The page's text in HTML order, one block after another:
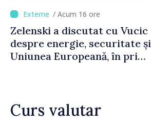
cetățenii să reducă
consumul în orele de vârf
/ Acum 16 ore
Zelenski a discutat cu Vucic
despre energie, securitate și
Uniunea Europeană, în prima
Curs valutar